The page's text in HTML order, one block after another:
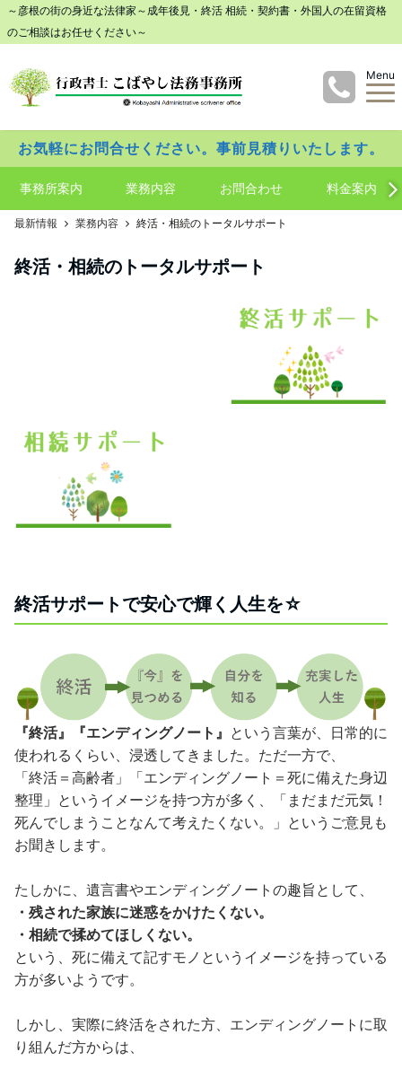
～彦根の街の身近な法律家～成年後見・終活 相続・契約書・外国人の在留資格
のご相談はお任せください～
Menu
お気軽にお問合せください。事前見積りいたします。
事務所案内 業務内容 お問合わせ 料金案内
最新情報 業務内容 終活・相続のトータルサポート
終活・相続のトータルサポート
終活サポートで安心で輝く人生を☆
『終活』『エンディングノート』
という言葉が、日常的に
使われるくらい、浸透してきました。ただ一方で、
「終活＝高齢者」「エンディングノート＝死に備えた身辺
整理」というイメージを持つ方が多く、「まだまだ元気！
死んでしまうことなんて考えたくない。」というご意見も
お聞きします。
たしかに、遺言書やエンディングノートの趣旨として、
・残された家族に迷惑をかけたくない。
・相続で揉めてほしくない。
という、死に備えて記すモノというイメージを持っている
方が多いようです。
しかし、実際に終活をされた方、エンディングノートに取
り組んだ方からは、